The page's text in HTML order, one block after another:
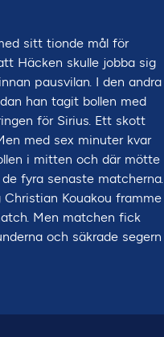
sitt tionde mål för
Häcken skulle jobba sig
pausvilan. I den andra
han tagit bollen med
för Sirius. Ett skott
med sex minuter kvar
i mitten och där mötte
fyra senaste matcherna.
Kouakou framme
Men matchen fick
och säkrade segern